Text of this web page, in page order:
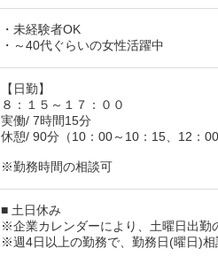
・未経験者OK
・～40代ぐらいの女性活躍中
【日勤】
８：１５～１７：００
実働/ 7時間15分
休憩/ 90分（10：00～10：15、12：
※勤務時間の相談可
■ 土日休み
※企業カレンダーにより、土曜日出勤
※週4日以上の勤務で、勤務日(曜日)相